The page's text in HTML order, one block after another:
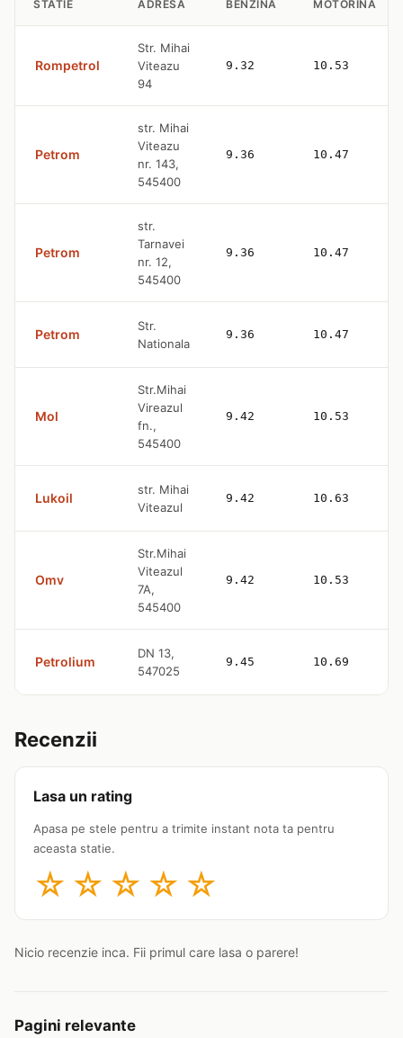
STATIE ADRESA BENZINA MOTORINA
Rompetrol
Str. Mihai
Viteazu
94
9.32 10.53
Petrom
str. Mihai
Viteazu
nr. 143,
545400
9.36 10.47
Petrom
str.
Tarnavei
nr. 12,
545400
9.36 10.47
Petrom
Str.
Nationala
9.36 10.47
Mol
Str.Mihai
Vireazul
fn.,
545400
9.42 10.53
Lukoil
str. Mihai
Viteazul
9.42 10.63
Omv
Str.Mihai
Viteazul
7A,
545400
9.42 10.53
Petrolium
DN 13,
547025
9.45 10.69
Recenzii
Lasa un rating
Apasa pe stele pentru a trimite instant nota ta pentru
aceasta statie.
☆ ☆ ☆ ☆ ☆
Nicio recenzie inca. Fii primul care lasa o parere!
Pagini relevante